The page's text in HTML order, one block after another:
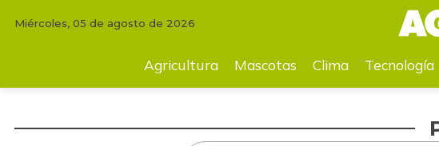
Mascotas Clima Tecnología Mercados
Miércoles, 05 de agosto de 2026
Agricultura Mascotas Clima Tecnología